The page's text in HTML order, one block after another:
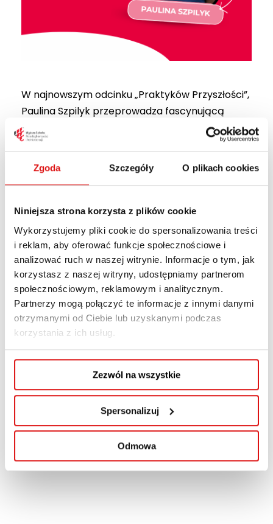
Zgoda Szczegóły O plikach cookies
Niniejsza strona korzysta z plików cookie
Wykorzystujemy pliki cookie do spersonalizowania treści
i reklam, aby oferować funkcje społecznościowe i
analizować ruch w naszej witrynie. Informacje o tym, jak
korzystasz z naszej witryny, udostępniamy partnerom
społecznościowym, reklamowym i analitycznym.
Partnerzy mogą połączyć te informacje z innymi danymi
otrzymanymi od Ciebie lub uzyskanymi podczas
korzystania z ich usług.
Zezwól na wszystkie
Spersonalizuj
Odmowa
W najnowszym odcinku „Praktyków Przyszłości”,
Paulina Szpilyk przeprowadza fascynującą
rozmowę ze Sławomirem Szymaniakiem,
doświadczonym specjalistą w zakresie
Tematem rozmowy są wyzwania i stereotypy
Jak wygląda praca specjalisty BHP w
rzeczywistości? Jakie są najczęstsze
stereotypy dotyczące tej profesji? Sławomir
Szymaniak dzieli się swoimi doświadczeniami i
spostrzeżeniami na temat roli oraz znaczenia
pracy BHP, rozbijając mity i przekazując
praktyczne informacje.
Posłuchaj, aby lepiej zrozumieć rzeczywistość
pracy specjalisty BHP, poznać wyzwania, z jakimi
się borykają, i przełamać stereotypy związane z
tą dziedziną.
Słuchaj nas na Spotify.